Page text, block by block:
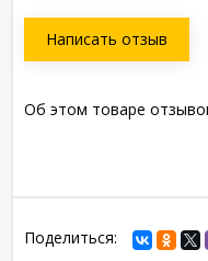
Написать отзыв
Об этом товаре
Поделиться: